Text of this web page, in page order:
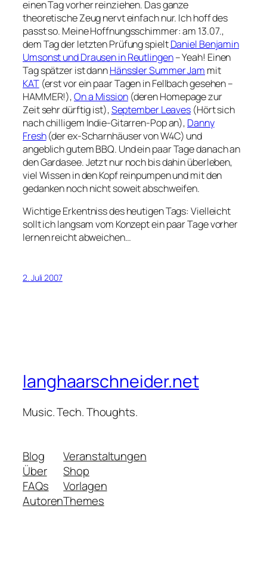
einen Tag vorher reinziehen. Das ganze
theoretische Zeug nervt einfach nur. Ich hoff des
passt so. Meine Hoffnungsschimmer: am 13.07.,
dem Tag der letzten Prüfung spieltDaniel Benjamin
Umsonst und Drausen in Reutlingen– Yeah! Einen
Tag spätzer ist dannHänssler Summer Jam mit
KAT(erst vor ein paar Tagen in Fellbach gesehen –
HAMMER!),On a Mission(deren Homepage zur
Zeit sehr dürftig ist),September Leaves (Hört sich
nach chilligem Indie-Gitarren-Pop an), Danny
Fresh(der ex-Scharnhäuser von W4C) und
angeblich gutem BBQ. Und ein paar Tage danach an
den Gardasee. Jetzt nur noch bis dahin überleben,
viel Wissen in den Kopf reinpumpen und mit den
gedanken noch nicht soweit abschweifen.
Wichtige Erkentniss des heutigen Tags: Vielleicht
sollt ich langsam vom Konzeptein paar Tage vorher
lernen reichtabweichen…
2. Juli 2007
langhaarschneider.net
Music. Tech. Thoughts.
Blog
Über
FAQs
Autoren
Veranstaltungen
Shop
Vorlagen
Themes